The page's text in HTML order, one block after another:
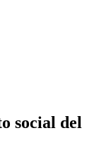
social del